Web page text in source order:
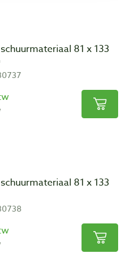
81 x 133
81 x 133